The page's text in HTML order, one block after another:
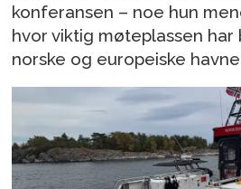
konferansen – noe hun
hvor viktig møteplassen
norske og europeiske